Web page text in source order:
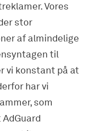
Vores
stor
af almindelige
til
vi konstant på at
har vi
som